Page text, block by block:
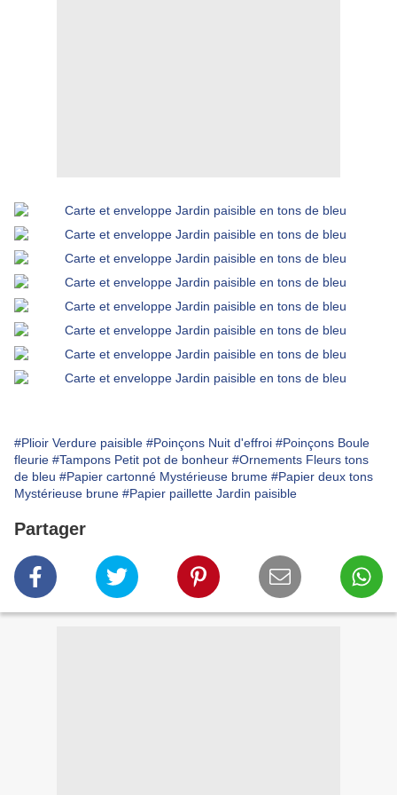
#Plioir Verdure paisible #Poinçons Nuit d'effroi #Poinçons Boule
fleurie #Tampons Petit pot de bonheur #Ornements Fleurs tons
de bleu #Papier cartonné Mystérieuse brume #Papier deux tons
Mystérieuse brune #Papier paillette Jardin paisible
Partager